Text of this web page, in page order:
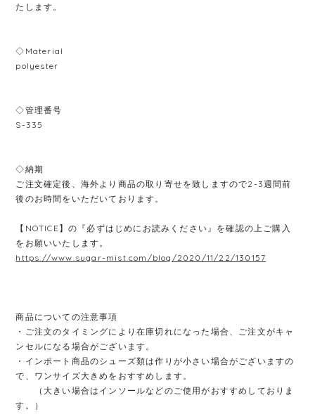
たします。
◇Material
polyester
◇管理番号
S-335
◇納期
ご注文確定後、海外より商品の取り寄せを致しますので2-3週間前
後のお時間をいただいております。
【NOTICE】の『必ずはじめにお読みください』を確認の上ご購入
をお願いいたします。
https://www.sugar-mist.com/blog/2020/11/22/130157
商品についての注意事項
・ご注文のタイミングにより在庫切れになった場合、ご注文がキャ
ンセルになる場合がございます。
・インポート商品のシューズ類は作りが小さい場合がございますの
で、ワンサイズ大きめをおすすめします。
（大きい場合はインソールなどのご使用がおすすめしておりま
す。）